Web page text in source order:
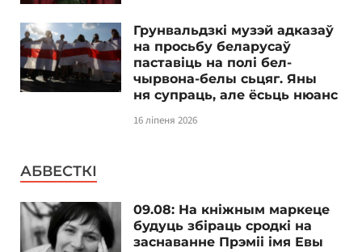
Грунвальдзкі музэй адказаў
на просьбу беларусаў
паставіць на полі бел-
чырвона-белы сьцяг. Яны
ня супраць, але ёсьць нюанс
16 ліпеня 2026
АБВЕСТКІ
09.08: На кніжным маркеце
будуць збіраць сродкі на
заснаванне Прэміі імя Евы